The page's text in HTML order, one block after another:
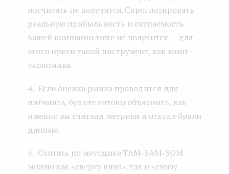
посчитать не получится. Спрогнозировать
реальную прибыльность и окупаемость
вашей компании тоже не получится — для
этого нужен такой инструмент, как юнит-
экономика.
4. Если оценка рынка проводится для
питчинга, будьте готовы объяснить, как
именно вы считали метрики и откуда брали
данные.
5. Считать по методике TAM-SAM-SOM
можно как «сверху вниз», так и «снизу